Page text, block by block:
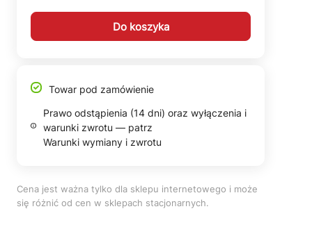
Do koszyka
Towar pod zamówienie
Prawo odstąpienia (14 dni) oraz wyłączenia i
warunki zwrotu — patrz
Warunki wymiany i zwrotu
Cena jest ważna tylko dla sklepu internetowego i może
się różnić od cen w sklepach stacjonarnych.